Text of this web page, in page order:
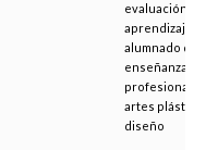
evaluación del
aprendizaje del
alumnado de las
enseñanzas
profesionales
artes plásticas y
diseño